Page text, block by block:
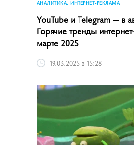
АНАЛИТИКА, ИНТЕРНЕТ-РЕКЛАМА
YouTube и Telegram — в
Горячие тренды
марте 2025
19.03.2025 в 15:28